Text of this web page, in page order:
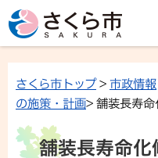
さくら市トップ> 市政情報
の施策・計画> 舗装長寿
舗装長寿命化